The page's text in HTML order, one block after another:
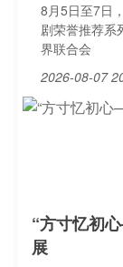
8月5日至7日
剧荣誉推荐系
界联合会
2026-08-07
“方寸忆初
展